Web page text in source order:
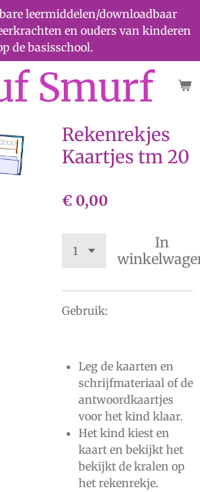
Smurf
leermiddelen/downloadbaar
en ouders van kinderen
de basisschool.
Rekenrekjes
Kaartjes tm 20
€ 0,00
In
Gebruik:
Leg de kaarten en
schrijfmateriaal of de
antwoordkaartjes
voor het kind klaar.
Het kind kiest en
kaart en bekijkt het
bekijkt de kralen op
het rekenrekje.